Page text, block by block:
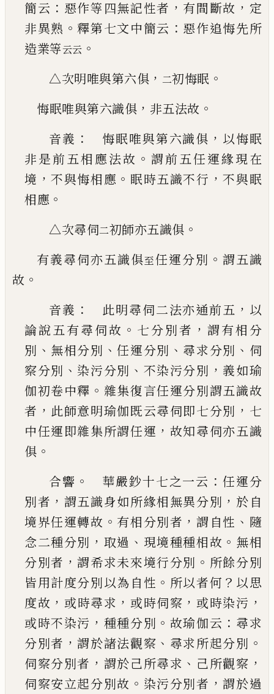
簡云 ： 惡作等四無記性者 ， 有間斷故 ， 定
非異熟 。釋第七文中簡云 ： 惡作追悔先所
造業等云云 。
△次明唯與第六俱 ， 二初悔眠 。
悔眠唯與第六識俱 ， 非五法故 。
音義 ： 悔眠唯與第六識俱 ， 以悔眠
非是前五相應法故 。 謂前五任運緣現在
境 ，不與悔相應 。 眠時五識不行 ，不與眠
相應 。
△次尋伺二初師亦五識俱 。
有義尋伺亦五識俱至任運分別 。 謂五識
故 。
音義 ： 此明尋伺二法亦通前五 ， 以
論說五有尋伺故 。 七分別者 ， 謂有相分
別 、 無相分別 、任運分別 、 尋求分別 、 伺
察分別 、 染污分別 、 不染污分別 ， 義如瑜
伽初卷中釋 。 雜集復言任運分別謂五識故
者 ， 此師意明瑜伽既云尋伺即七分別 ， 七
中任運即雜集所謂任運 ， 故知尋伺亦五識
俱 。
合響 。 華嚴鈔十七之一云 ： 任運分
別者 ， 謂五識身如所緣相無異分別 ， 於自
境界任運轉故 。 有相分別者 ，謂自性 、 隨
念二種分別 ， 取過 、 現境種種相故 。 無相
分別者 ，謂希求未來境行分別 。 所餘分別
皆用計度分別以為自性 。 所以者何 ？ 以思
度故 ， 或時尋求 ， 或時伺察 ， 或時染污 ，
或時不染污 ， 種種分別 。 故瑜伽云 ： 尋求
分別者 ，謂於諸法觀察 、 尋求所起分別 。
伺察分別者 ， 謂於己所尋求 、 己所觀察 ，
伺察安立起分別故 。 染污分別者 ，謂於過